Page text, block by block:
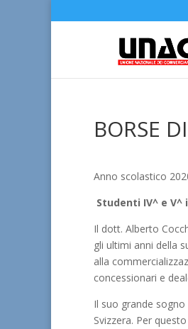
BORSE
Anno scolastico
Studenti IV^ e
Il dott. Alberto
gli ultimi anni della
alla
concessionari e
Il suo grande
Svizzera. Per